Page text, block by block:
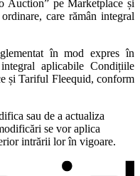
Auction” pe Marketplace și
care rămân integral
în mod expres în
aplicabile Condițiile
și Tariful Fleequid, conform
sau de a actualiza
se vor aplica
intrării lor în vigoare.